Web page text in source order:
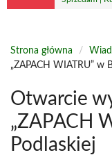
Strona główna /
„ZAPACH WIATRU” w
Otwarcie
„ZAPACH
Podlaskiej